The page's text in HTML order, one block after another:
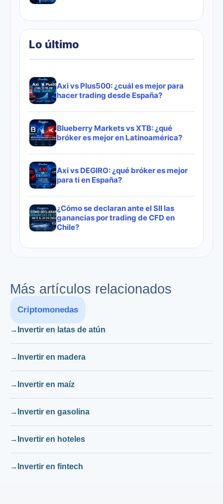
Lo último
Axi vs Plus500: ¿cuál es mejor para
hacer trading desde España?
Blueberry Markets vs XTB: ¿qué
bróker es mejor en Latinoamérica?
Axi vs DEGIRO: ¿qué bróker es mejor
para ti en España?
¿Cómo se declaran ante el SII las
ganancias por trading de CFD en
Chile?
Más artículos relacionados
Criptomonedas
Invertir en latas de atún
Invertir en madera
Invertir en maíz
Invertir en gasolina
Invertir en hoteles
Invertir en fintech